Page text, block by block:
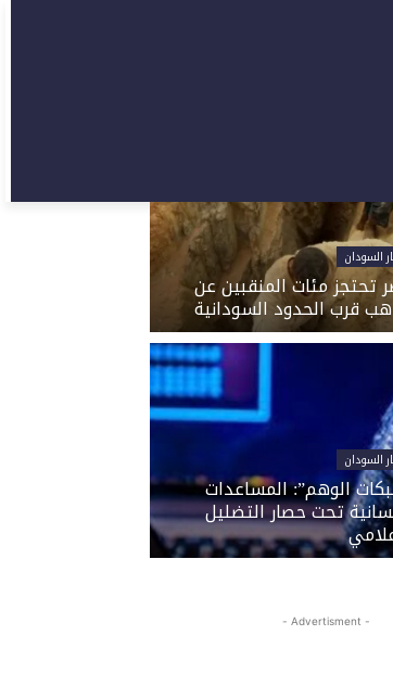
السودان
تحتجز مئات المنقبين عن
قرب الحدود السودانية
السودان
الوهم”: المساعدات
تحت حصار التضليل
- Advertisment -